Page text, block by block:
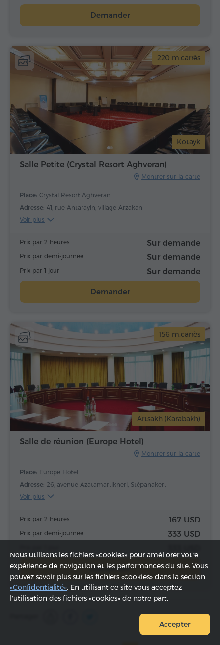
Demander
Kotayk
220 m.carrès
Salle Petite (Crystal Resort Aghveran)
Montrer sur la carte
Place: Crystal Resort Aghveran
Adresse: 41, rue Antarayin, village Arzakan
Voir plus
Prix par 2 heures Sur demande
Prix par demi-journée Sur demande
Prix par 1 jour Sur demande
Demander
Artsakh (Karabakh)
156 m.carrès
Salle de réunion (Europe Hotel)
Montrer sur la carte
Place: Europe Hotel
Adresse: 26, avenue Azatamartikneri, Stépanakert
Voir plus
Prix par 2 heures 167 USD
Prix par demi-journée 333 USD
Demander
Nous utilisons les fichiers «cookies» pour améliorer votre
expérience de navigation et les performances du site. Vous
pouvez savoir plus sur les fichiers «cookies» dans la section
«Confidentialité». En utilisant ce site vous acceptez
l'utilisation des fichiers «cookies» de notre part.
Accepter